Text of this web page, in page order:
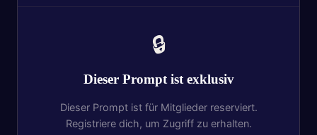
🔒
Dieser Prompt ist exklusiv
Dieser Prompt ist für Mitglieder reserviert.
Registriere dich, um Zugriff zu erhalten.